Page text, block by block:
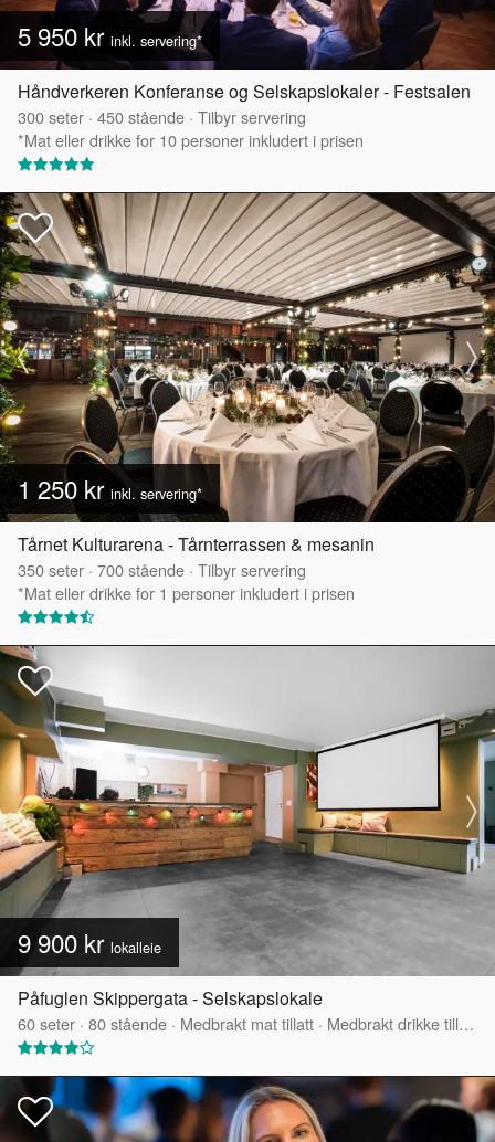
5 950 kr inkl. servering*
Håndverkeren Konferanse og Selskapslokaler - Festsalen
300seter · 450stående · Tilbyr servering
*Mat eller drikke for 10 personer inkludert i prisen
1 250 kr inkl. servering*
Tårnet Kulturarena - Tårnterrassen & mesanin
350seter · 700stående · Tilbyr servering
*Mat eller drikke for 1 personer inkludert i prisen
9 900 kr lokalleie
Påfuglen Skippergata - Selskapslokale
60seter · 80stående · Medbrakt mat tillatt · Medbrakt drikke tillatt